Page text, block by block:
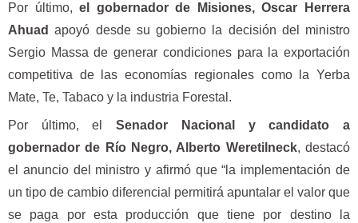
Por último,el gobernador de Misiones, Oscar Herrera
Ahuad apoyó desde su gobierno la decisión del ministro
Sergio Massa de generar condiciones para la exportación
competitiva de las economías regionales como la Yerba
Mate, Te, Tabaco y la industria Forestal.
Por último, el
Senador Nacional y candidato a
gobernador de Río Negro, Alberto Weretilneck, destacó
el anuncio del ministro y afirmó que “la implementación de
un tipo de cambio diferencial permitirá apuntalar el valor que
se paga por esta producción que tiene por destino la